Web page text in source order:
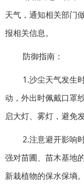
天气，通知相关部门
报相关信息。
防御指南：
1.沙尘天气发生
动，外出时佩戴口罩
启大灯、雾灯，避免
2.注意避开影响
强对苗圃、苗木基地
新栽植物的保水保墒。